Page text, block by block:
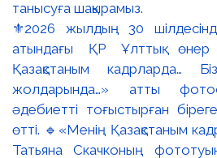
⚜️2026 жылдың 30
атындағы ҚР Ұлттық өнер
Қазақстаным кадрларда…
жолдарында…» атты
әдебиетті тоғыстырған
өтті. 🔹«Менің Қазақстаным
Татьяна Скачконың